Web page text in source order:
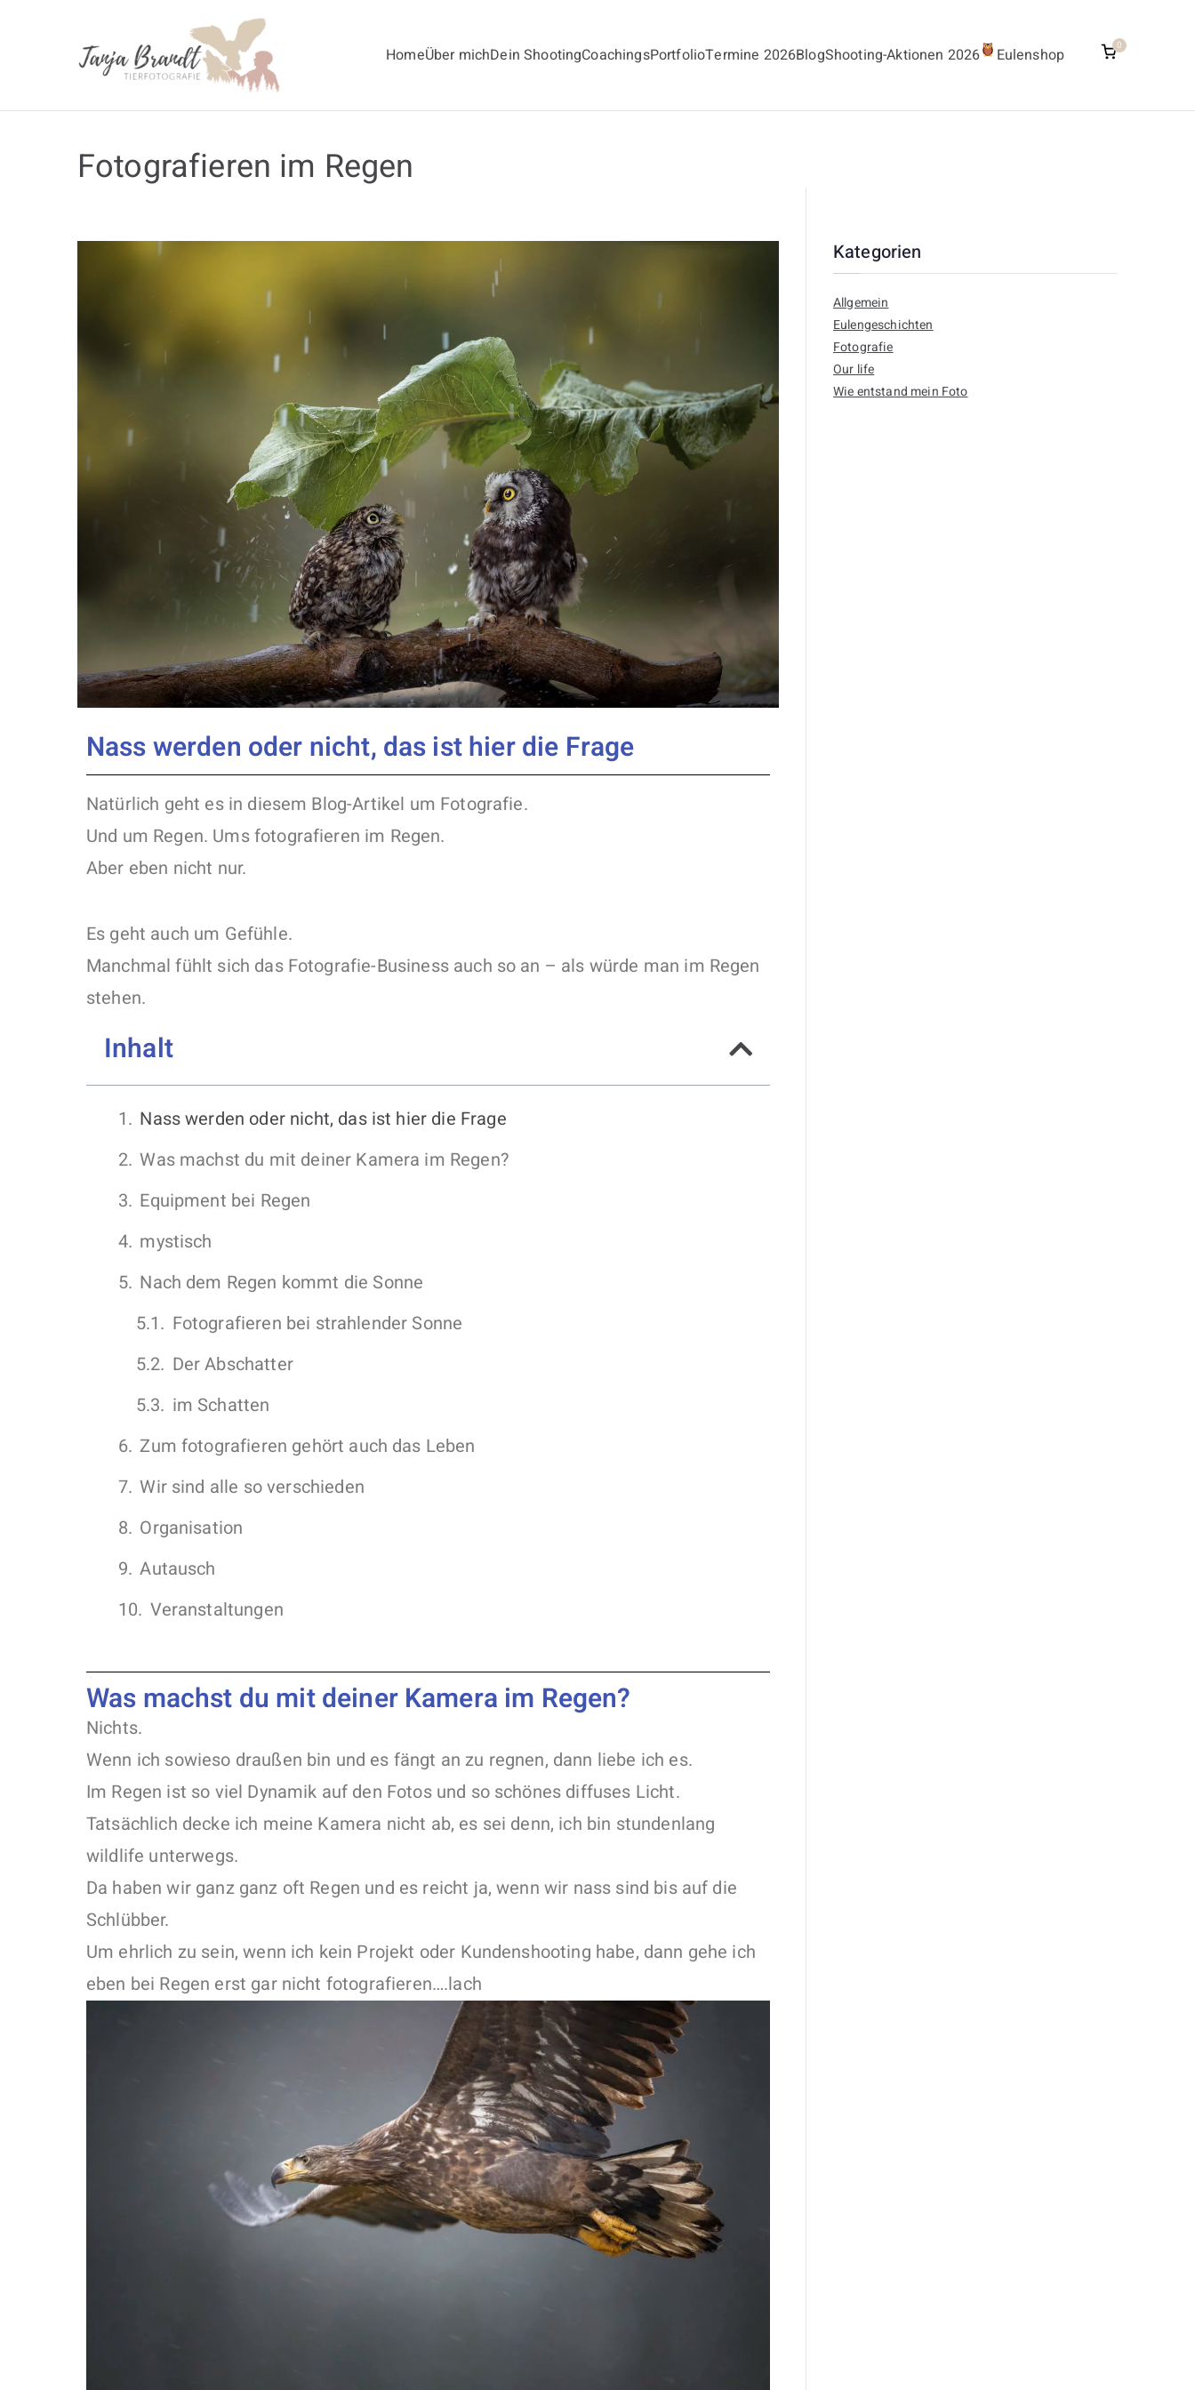
HomeÜber michDein ShootingCoachingsPortfolioTermine 2026BlogShooting-Aktionen 2026 Eulenshop 0
Fotografieren im Regen
Nass werden oder nicht, das ist hier die Frage
Natürlich geht es in diesem Blog-Artikel um Fotografie.
Und um Regen. Ums fotografieren im Regen.
Aber eben nicht nur.
Es geht auch um Gefühle.
Manchmal fühlt sich das Fotografie-Business auch so an – als würde man im Regen
stehen.
Inhalt
Nass werden oder nicht, das ist hier die Frage
Was machst du mit deiner Kamera im Regen?
Equipment bei Regen
mystisch
Nach dem Regen kommt die Sonne
Fotografieren bei strahlender Sonne
Der Abschatter
im Schatten
Zum fotografieren gehört auch das Leben
Wir sind alle so verschieden
Organisation
Autausch
Veranstaltungen
Was machst du mit deiner Kamera im Regen?
Nichts.
Wenn ich sowieso draußen bin und es fängt an zu regnen, dann liebe ich es.
Im Regen ist so viel Dynamik auf den Fotos und so schönes diffuses Licht.
Tatsächlich decke ich meine Kamera nicht ab, es sei denn, ich bin stundenlang
wildlife unterwegs.
Da haben wir ganz ganz oft Regen und es reicht ja, wenn wir nass sind bis auf die
Schlübber.
Um ehrlich zu sein, wenn ich kein Projekt oder Kundenshooting habe, dann gehe ich
eben bei Regen erst gar nicht fotografieren….lach
Kategorien
Allgemein
Eulengeschichten
Fotografie
Our life
Wie entstand mein Foto